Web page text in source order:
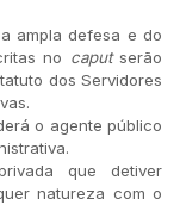
ampla defesa e do
no caput serão
dos Servidores
o agente público
que detiver
natureza com o